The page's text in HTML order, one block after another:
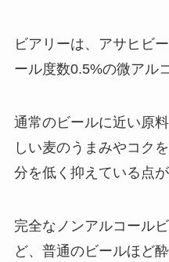
ビアリーは、アサヒビ
ール度数0.5%の微アル
通常のビールに近い原
しい麦のうまみやコク
分を低く抑えている点が
完全なノンアルコール
ど、普通のビールほど